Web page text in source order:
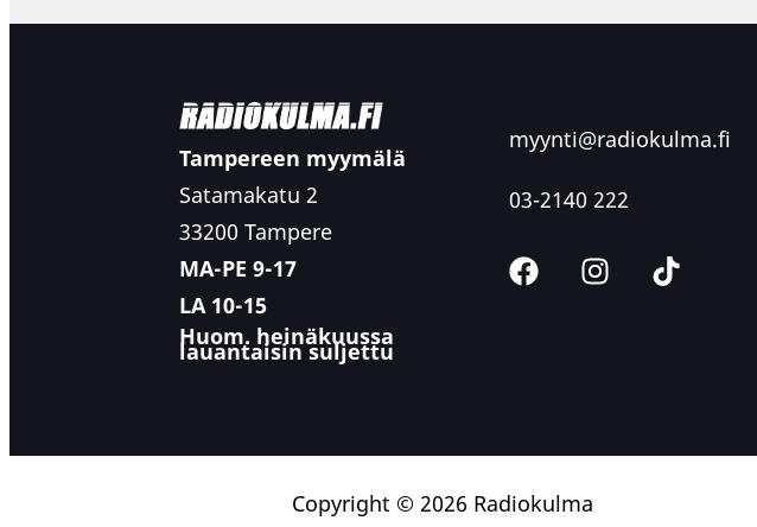
Tampereen myymälä
Satamakatu 2
33200 Tampere
MA-PE 9-17
LA 10-15
Huom. heinäkuussa
lauantaisin suljettu
myynti@radiokulma.fi
03-2140 222
Copyright © 2026 Radiokulma